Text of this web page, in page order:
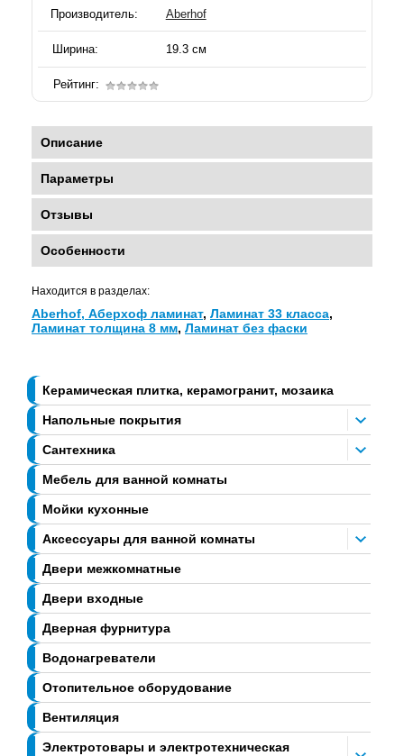
Керамическая плитка, керамогранит, мозаика
Напольные покрытия
Сантехника
Мебель для ванной комнаты
Мойки кухонные
Аксессуары для ванной комнаты
Двери межкомнатные
Двери входные
Дверная фурнитура
Водонагреватели
Отопительное оборудование
Вентиляция
Электротовары и электротехническая
Производитель: Aberhof
Ширина: 19.3 см
Рейтинг:
Описание
Параметры
Отзывы
Особенности
Находится в разделах:
Aberhof, Аберхоф ламинат, Ламинат 33 класса,
Ламинат толщина 8 мм, Ламинат без фаски